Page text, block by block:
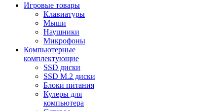
Игровые товары
Клавиатуры
Мыши
Наушники
Микрофоны
Компьютерные
комплектующие
SSD диски
SSD M.2 диски
Блоки питания
Кулеры для
компьютера